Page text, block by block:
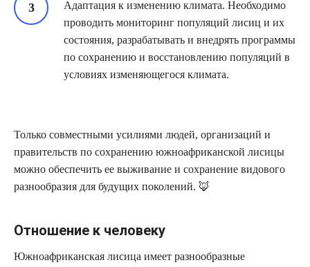
Адаптация к изменению климата. Необходимо
проводить мониторинг популяций лисиц и их
состояния, разрабатывать и внедрять программы
по сохранению и восстановлению популяций в
условиях изменяющегося климата.
Только совместными усилиями людей, организаций и
правительств по сохранению южноафриканской лисицы
можно обеспечить ее выживание и сохранение видового
разнообразия для будущих поколений. 🦊
Отношение к человеку
Южноафриканская лисица имеет разнообразные